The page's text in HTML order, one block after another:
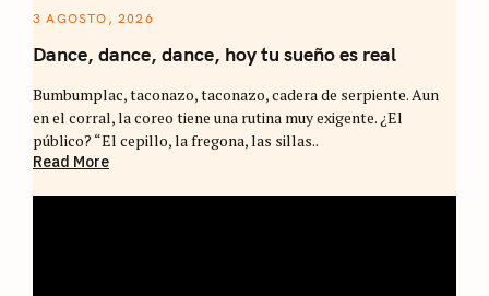
3 AGOSTO, 2026
Dance, dance, dance, hoy tu sueño es real
Bumbumplac, taconazo, taconazo, cadera de serpiente. Aun
en el corral, la coreo tiene una rutina muy exigente. ¿El
público? “El cepillo, la fregona, las sillas..
Read More